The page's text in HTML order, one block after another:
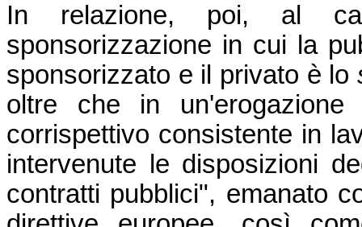
In relazione, poi, al
sponsorizzazione in cui la
sponsorizzato e il privato è lo
oltre che in
corrispettivo consistente in
intervenute le disposizioni
contratti pubblici", emanato